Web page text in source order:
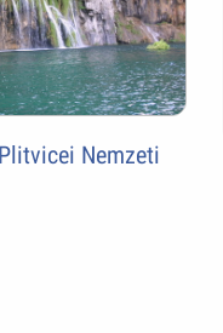
Nemzeti